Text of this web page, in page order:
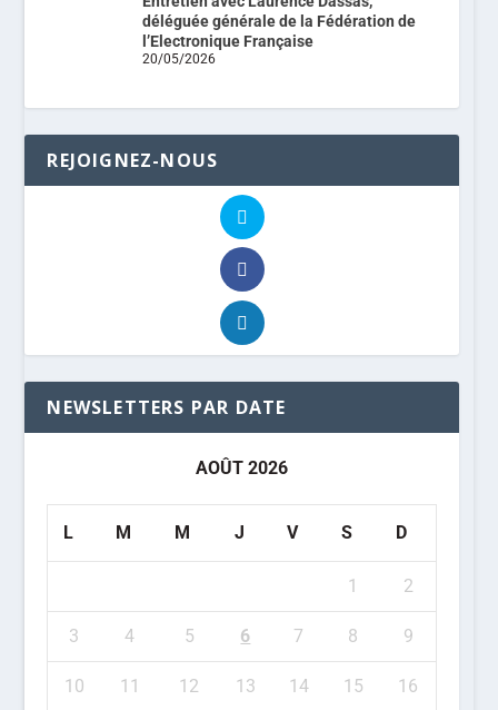
déléguée générale de la Fédération de
l’Electronique Française
20/05/2026
REJOIGNEZ-NOUS
NEWSLETTERS PAR DATE
AOÛT 2026
L M M J V S D
1 2
3 4 5 6 7 8 9
10 11 12 13 14 15 16